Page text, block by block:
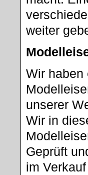
weiter
Wir haben
unserer
Wir in
Geprüft
im